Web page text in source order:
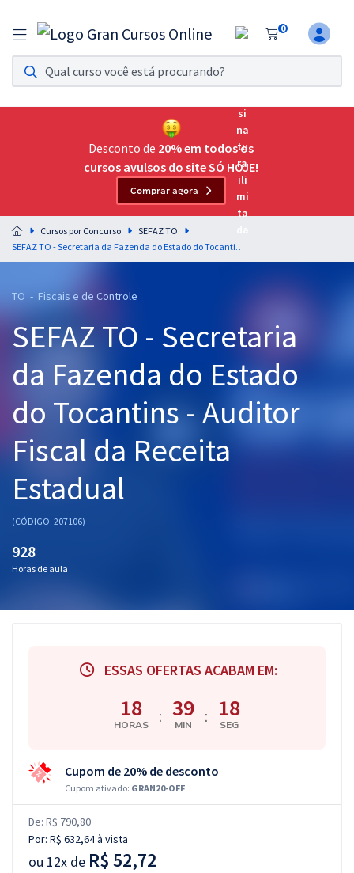
0
Assinatura Ilimitada 11
Acesso a todos os cursos. Teste grátis por 7 dias!
Assinatura OAB Até Passar
Acesso ilimitado a toda preparação para o Exame da
Residências Multiprofissionais
Preparação completa e intensiva para as principais
residências em saúde do Brasil
Cursos 20% OFF
Pós
Graduação
OAB
Questões grátis
Conteúdo gratuito
Aprovados
Desconto de 20% em todos os
cursos avulsos do site SÓ HOJE!
Comprar agora
Cursos por Concurso
SEFAZ TO
SEFAZ TO - Secretaria da Fazenda do Estado do Tocantins - Auditor Fiscal da Receita Estadual
TO - Fiscais e de Controle
SEFAZ TO - Secretaria
da Fazenda do Estado
do Tocantins - Auditor
Fiscal da Receita
Estadual
(CÓDIGO: 207106)
928
Horas de aula
ESSAS OFERTAS ACABAM EM:
18
HORAS : 39
MIN : 18
SEG
Cupom de 20% de desconto
Cupom ativado: GRAN20-OFF
De: R$ 790,80
Por: R$ 632,64à vista
ou 12x de R$ 52,72